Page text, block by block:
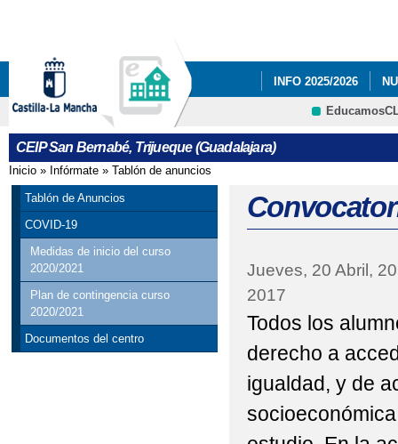
INFO 2025/2026
NUESTRAS FOTOS.
PLAN DE
RESULTADO DE LAS
CEIP San Bernabé, Trijueque (Guadalajara)
Se encuentra usted aquí
Inicio » Infórmate » Tablón de anuncios
Tablón de Anuncios
COVID-19
Medidas de inicio del curso
2020/2021
Plan de contingencia curso
2020/2021
Documentos del centro
Jueves, 20 Abril,
2017
Todos los
derecho a
igualdad, y de